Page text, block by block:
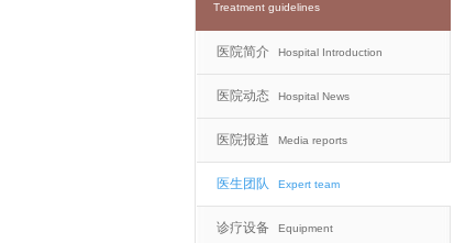
Treatment guidelines
医院简介 Hospital Introduction
医院动态 Hospital News
医院报道 Media reports
医生团队 Expert team
诊疗设备 Equipment